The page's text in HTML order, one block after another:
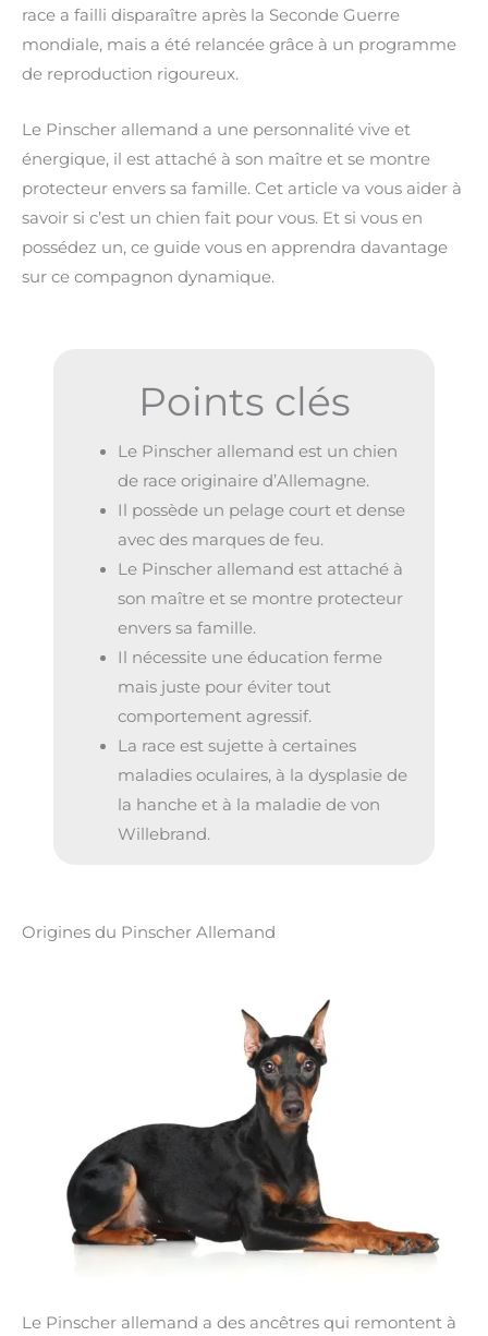
race a failli disparaître après la Seconde Guerre
mondiale, mais a été relancée grâce à un programme
de reproduction rigoureux.
Le Pinscher allemand a une personnalité vive et
énergique, il est attaché à son maître et se montre
protecteur envers sa famille. Cet article va vous aider à
savoir si c’est un chien fait pour vous. Et si vous en
possédez un, ce guide vous en apprendra davantage
sur ce compagnon dynamique.
Points clés
Le Pinscher allemand est un chien
de race originaire d’Allemagne.
Il possède un pelage court et dense
avec des marques de feu.
Le Pinscher allemand est attaché à
son maître et se montre protecteur
envers sa famille.
Il nécessite une éducation ferme
mais juste pour éviter tout
comportement agressif.
La race est sujette à certaines
maladies oculaires, à la dysplasie de
la hanche et à la maladie de von
Willebrand.
Origines du Pinscher Allemand
Le Pinscher allemand a des ancêtres qui remontent à